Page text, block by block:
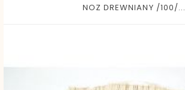
NOZ DREWNIANY /100/...